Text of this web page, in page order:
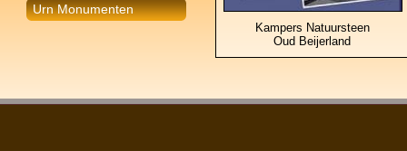
Urn Monumenten
Kampers Natuursteen
Oud Beijerland